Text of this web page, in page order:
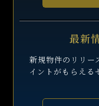
最新
新規物件のリリー
イントがもらえる